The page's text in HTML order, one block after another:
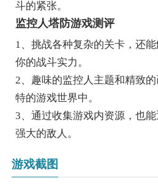
斗的紧张。
监控人塔防游戏测评
1、挑战各种复杂的关卡，还
你的战斗实力。
2、趣味的监控人主题和精致
特的游戏世界中。
3、通过收集游戏内资源，也
强大的敌人。
游戏截图